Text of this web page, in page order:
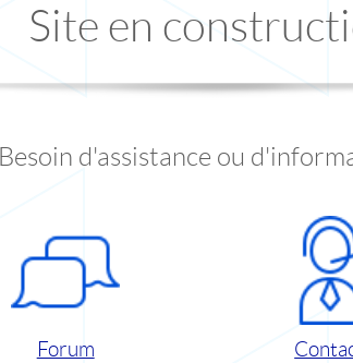
Site en
Besoin d'assistance ou
Forum